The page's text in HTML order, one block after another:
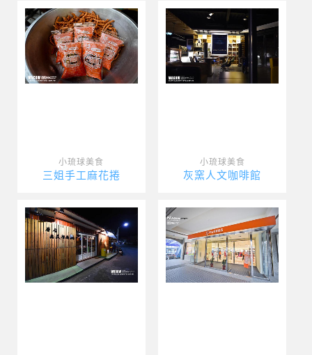
小琉球美食
三姐手工麻花捲
小琉球美食
灰窯人文咖啡館